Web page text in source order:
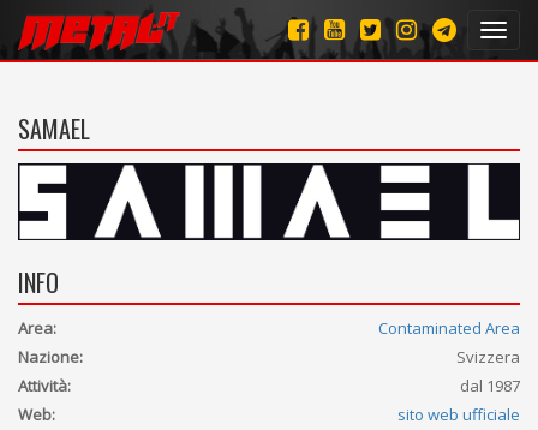
SAMAEL
INFO
Area:
Contaminated Area
Nazione:
Svizzera
Attività:
dal 1987
Web:
sito web ufficiale